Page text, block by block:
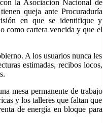
la Asociación Nacional de
queja ante Procuraduría
en que se identifique y
como cartera vencida y que el
A los usuarios nunca les
estimadas, recibos locos,
mesa permanente de trabajo
y los talleres que faltan que
de energía en bloque para